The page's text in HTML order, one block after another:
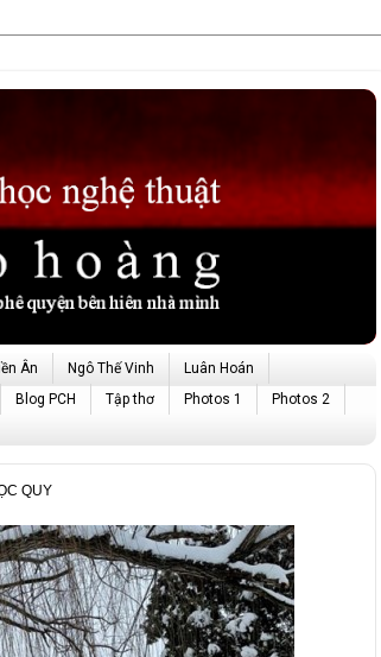
Ân Ngô Thế Vinh
Luân Hoán
Blog PCH Tập thơ Photos 1
Photos 2
QUY